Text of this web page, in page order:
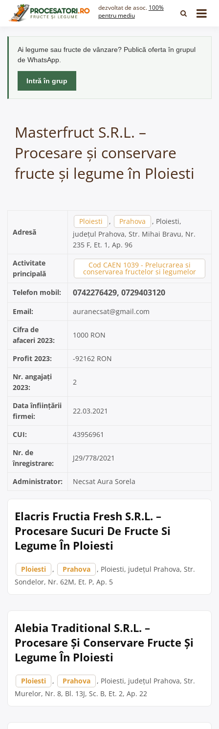
dezvoltat de asoc. 100%
pentru mediu
Ai legume sau fructe de vânzare? Publică oferta în grupul
de WhatsApp.
Intră în grup
Masterfruct S.R.L. –
Procesare și conservare
fructe și legume în Ploiesti
Adresă
Ploiesti , Prahova
, Ploiesti,
județul Prahova, Str. Mihai Bravu, Nr.
235 F, Et. 1, Ap. 96
Activitate
principală
Cod CAEN 1039 - Prelucrarea si
conservarea fructelor si legumelor
Telefon mobil: 0742276429, 0729403120
Email:
auranecsat@gmail.com
Cifra de
afaceri 2023:
1000 RON
Profit 2023:
-92162 RON
Nr. angajați
2023:
2
Data înființării
firmei:
22.03.2021
CUI:
43956961
Nr. de
înregistrare:
J29/778/2021
Administrator: Necsat Aura Sorela
Elacris Fructia Fresh S.R.L. –
Procesare Sucuri De Fructe Si
Legume În Ploiesti
Ploiesti , Prahova
, Ploiesti, județul Prahova, Str.
Sondelor, Nr. 62M, Et. P, Ap. 5
Alebia Traditional S.R.L. –
Procesare Și Conservare Fructe Și
Legume În Ploiesti
Ploiesti , Prahova
, Ploiesti, județul Prahova, Str.
Murelor, Nr. 8, Bl. 13J, Sc. B, Et. 2, Ap. 22